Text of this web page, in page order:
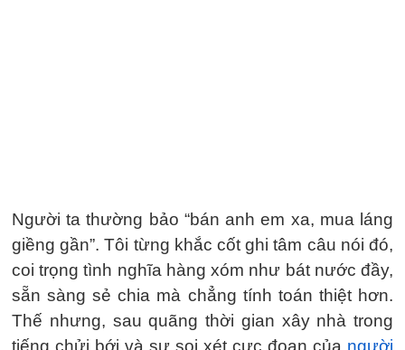
Người ta thường bảo “bán anh em xa, mua láng
giềng gần”. Tôi từng khắc cốt ghi tâm câu nói đó,
coi trọng tình nghĩa hàng xóm như bát nước đầy,
sẵn sàng sẻ chia mà chẳng tính toán thiệt hơn.
Thế nhưng, sau quãng thời gian xây nhà trong
tiếng chửi bới và sự soi xét cực đoan của người